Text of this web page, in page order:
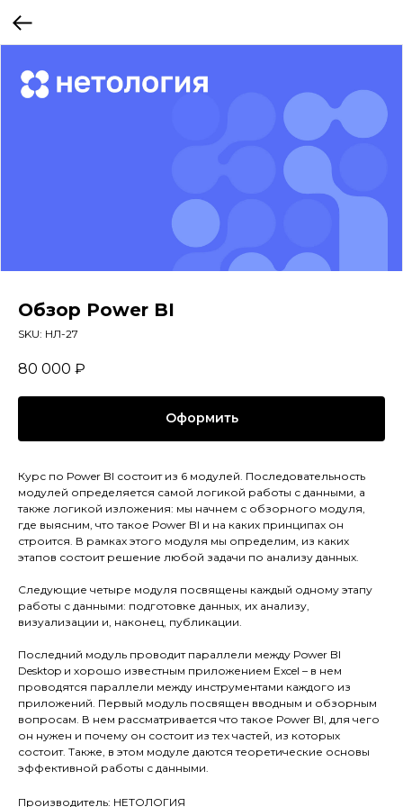
Обзор Power BI
SKU: НЛ-27
80 000 ₽
Оформить
Курс по Power BI состоит из 6 модулей. Последовательность
модулей определяется самой логикой работы с данными, а
также логикой изложения: мы начнем с обзорного модуля,
где выясним, что такое Power BI и на каких принципах он
строится. В рамках этого модуля мы определим, из каких
этапов состоит решение любой задачи по анализу данных.
Следующие четыре модуля посвящены каждый одному этапу
работы с данными: подготовке данных, их анализу,
визуализации и, наконец, публикации.
Последний модуль проводит параллели между Power BI
Desktop и хорошо известным приложением Excel – в нем
проводятся параллели между инструментами каждого из
приложений. Первый модуль посвящен вводным и обзорным
вопросам. В нем рассматривается что такое Power BI, для чего
он нужен и почему он состоит из тех частей, из которых
состоит. Также, в этом модуле даются теоретические основы
эффективной работы с данными.
Производитель: НЕТОЛОГИЯ